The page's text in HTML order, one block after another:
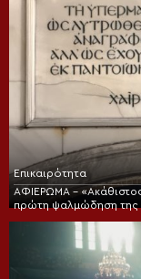
Επικαιρότητα
ΑΦΙΕΡΩΜΑ –
πρώτη ψαλμώδηση της